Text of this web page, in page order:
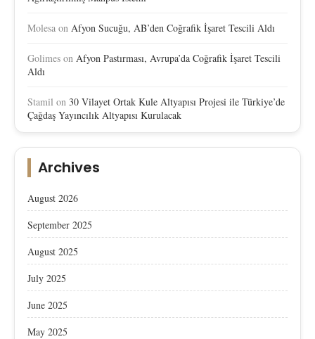
Molesa on Afyon Sucuğu, AB’den Coğrafik İşaret Tescili Aldı
Golimes on Afyon Pastırması, Avrupa’da Coğrafik İşaret Tescili
Aldı
Stamil on 30 Vilayet Ortak Kule Altyapısı Projesi ile Türkiye’de
Çağdaş Yayıncılık Altyapısı Kurulacak
Archives
August 2026
September 2025
August 2025
July 2025
June 2025
May 2025